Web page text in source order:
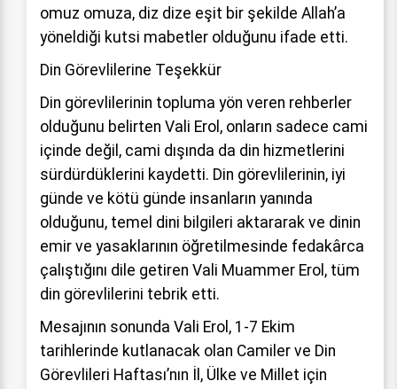
omuz omuza, diz dize eşit bir şekilde Allah’a
yöneldiği kutsi mabetler olduğunu ifade etti.
Din Görevlilerine Teşekkür
Din görevlilerinin topluma yön veren rehberler
olduğunu belirten Vali Erol, onların sadece cami
içinde değil, cami dışında da din hizmetlerini
sürdürdüklerini kaydetti. Din görevlilerinin, iyi
günde ve kötü günde insanların yanında
olduğunu, temel dini bilgileri aktararak ve dinin
emir ve yasaklarının öğretilmesinde fedakârca
çalıştığını dile getiren Vali Muammer Erol, tüm
din görevlilerini tebrik etti.
Mesajının sonunda Vali Erol, 1-7 Ekim
tarihlerinde kutlanacak olan Camiler ve Din
Görevlileri Haftası’nın İl, Ülke ve Millet için